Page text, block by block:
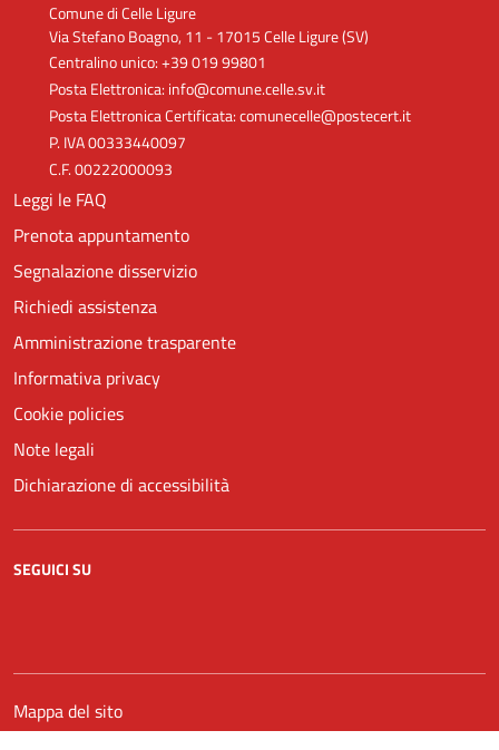
Comune di Celle Ligure
Via Stefano Boagno, 11 - 17015 Celle Ligure (SV)
Centralino unico: +39 019 99801
Posta Elettronica: info@comune.celle.sv.it
Posta Elettronica Certificata: comunecelle@postecert.it
P. IVA 00333440097
C.F. 00222000093
Leggi le FAQ
Prenota appuntamento
Segnalazione disservizio
Richiedi assistenza
Amministrazione trasparente
Informativa privacy
Cookie policies
Note legali
Dichiarazione di accessibilità
SEGUICI SU
Mappa del sito